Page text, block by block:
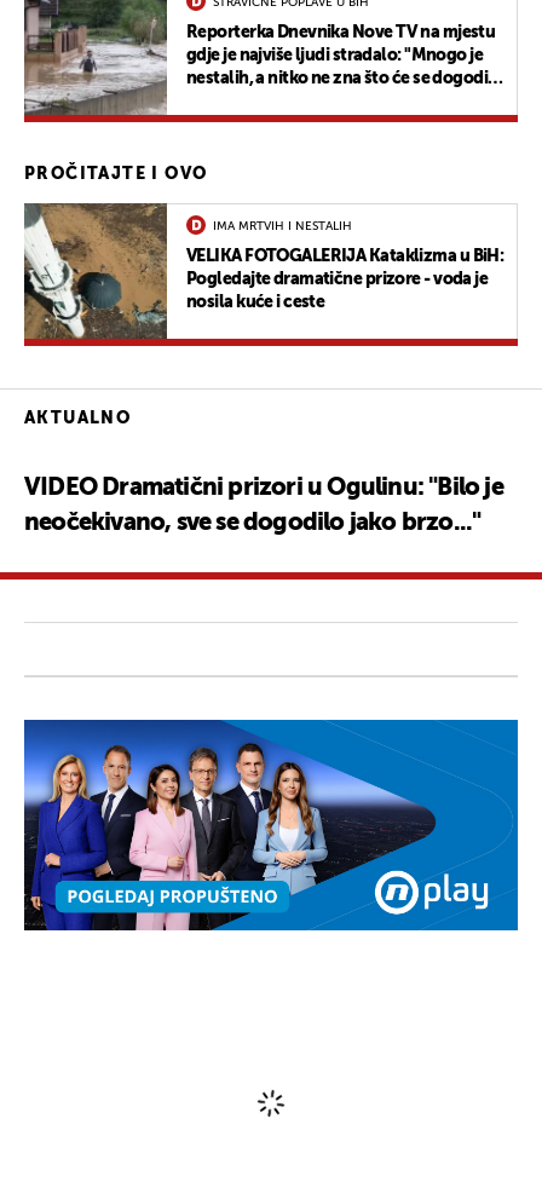
Reporterka Dnevnika Nove TV na mjestu
gdje je najviše ljudi stradalo: "Mnogo je
nestalih, a nitko ne zna što će se dogoditi
stvari..."
PROČITAJTE I OVO
IMA MRTVIH I NESTALIH
VELIKA FOTOGALERIJA Kataklizma u BiH:
Pogledajte dramatične prizore - voda je
nosila kuće i ceste
AKTUALNO
VIDEO Dramatični prizori u Ogulinu: "Bilo je
neočekivano, sve se dogodilo jako brzo..."